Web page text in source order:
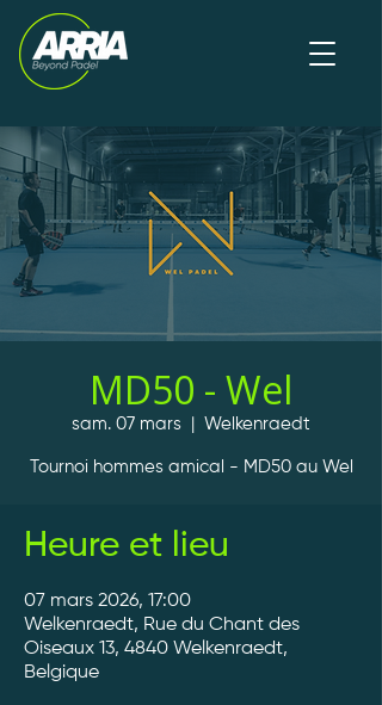
MD50 - Wel
sam. 07 mars Welkenraedt
Tournoi hommes amical - MD50 au Wel
Heure et lieu
07 mars 2026, 17:00
Welkenraedt, Rue du Chant des
Oiseaux 13, 4840 Welkenraedt,
Belgique